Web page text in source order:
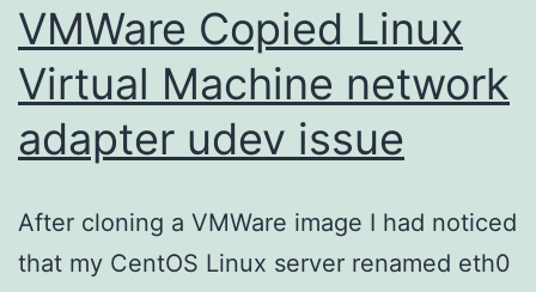
VMWare Copied Linux
Virtual Machine network
adapter udev issue
After cloning a VMWare image I had noticed
that my CentOS Linux server renamed eth0